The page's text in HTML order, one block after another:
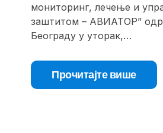
мониторинг, лечење и
заштитом – АВИАТОР”
Београду у уторак,…
Прочитајте више